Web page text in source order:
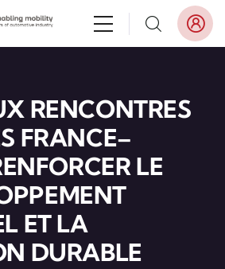
RENCONTRES
FRANCE–
LE
ET LA
DURABLE